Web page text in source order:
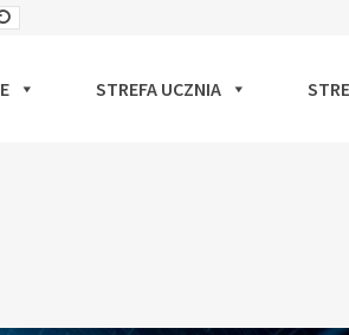
Default
Font
STREFA UCZNIA